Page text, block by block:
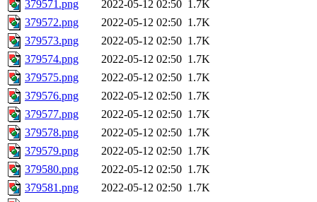
379571.png
2022-05-12 02:50 1.7K
379572.png
2022-05-12 02:50 1.7K
379573.png
2022-05-12 02:50 1.7K
379574.png
2022-05-12 02:50 1.7K
379575.png
2022-05-12 02:50 1.7K
379576.png
2022-05-12 02:50 1.7K
379577.png
2022-05-12 02:50 1.7K
379578.png
2022-05-12 02:50 1.7K
379579.png
2022-05-12 02:50 1.7K
379580.png
2022-05-12 02:50 1.7K
379581.png
2022-05-12 02:50 1.7K